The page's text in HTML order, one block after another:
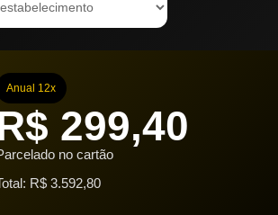
Anual 12x
299,40
no cartão
R$ 3.592,80